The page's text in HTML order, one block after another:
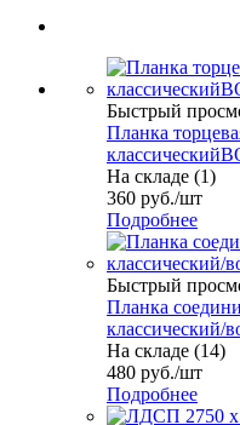
Быстрый
Планка
На складе (1)
360 руб./шт
Подробнее
Быстрый
Планка
классический/
На складе (14)
480 руб./шт
Подробнее